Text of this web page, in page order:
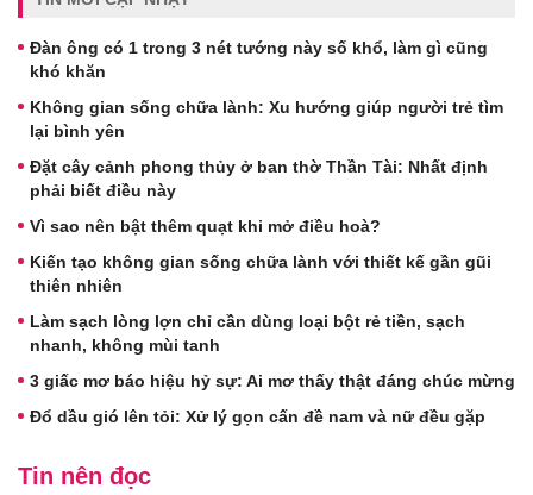
Đàn ông có 1 trong 3 nét tướng này số khổ, làm gì cũng
khó khăn
Không gian sống chữa lành: Xu hướng giúp người trẻ tìm
lại bình yên
Đặt cây cảnh phong thủy ở ban thờ Thần Tài: Nhất định
phải biết điều này
Vì sao nên bật thêm quạt khi mở điều hoà?
Kiến tạo không gian sống chữa lành với thiết kế gần gũi
thiên nhiên
Làm sạch lòng lợn chỉ cần dùng loại bột rẻ tiền, sạch
nhanh, không mùi tanh
3 giấc mơ báo hiệu hỷ sự: Ai mơ thấy thật đáng chúc mừng
Đổ dầu gió lên tỏi: Xử lý gọn cấn đề nam và nữ đều gặp
Tin nên đọc